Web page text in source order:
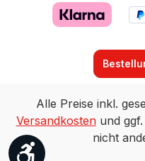
Alle Preise inkl.
Versandkostenund ggf.
nicht
Werkzeugleiste